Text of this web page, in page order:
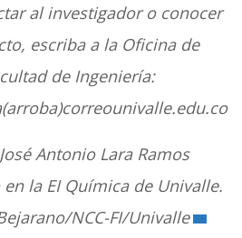
al investigador o conocer
escriba a la Oficina de
de Ingeniería:
José Antonio Lara Ramos
la EI Química de Univalle.
NCC-FI/Univalle